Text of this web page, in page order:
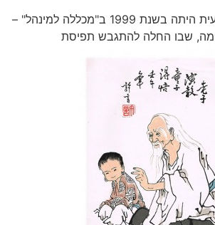
תחילת דרכנו המקצועית היתה בשנת 1999 ב"מכללה למינהל" –
שבו החלה להתגבש תפיסת